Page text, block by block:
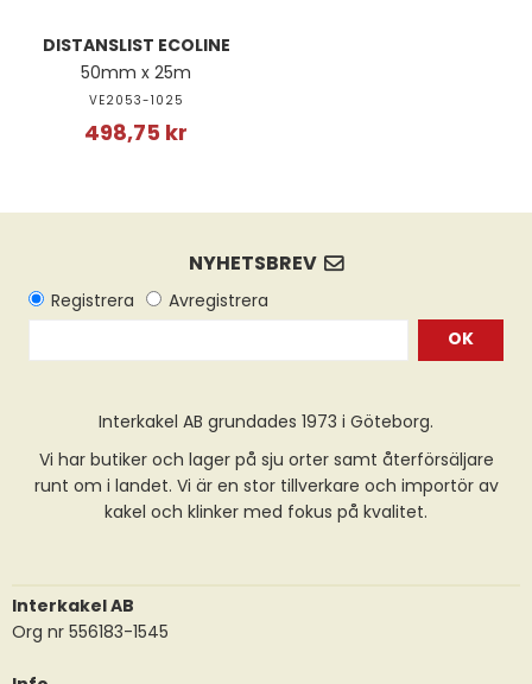
DISTANSLIST ECOLINE
50mm x 25m
VE2053-1025
498,75 kr
OK
Interkakel AB grundades 1973 i Göteborg.
Vi har butiker och lager på sju orter samt återförsäljare
runt om i landet. Vi är en stor tillverkare och importör av
kakel och klinker med fokus på kvalitet.
Interkakel AB
Org nr 556183-1545